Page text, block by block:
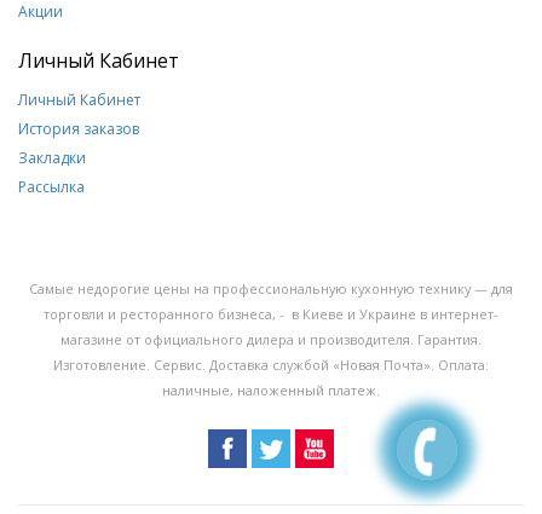
Акции
Личный Кабинет
Личный Кабинет
История заказов
Закладки
Рассылка
Самые недорогие цены на профессиональную кухонную технику — для
торговли и ресторанного бизнеса, - в Киеве и Украине в интернет-
магазине от официального дилера и производителя. Гарантия.
Изготовление. Сервис. Доставка службой «Новая Почта». Оплата:
наличные, наложенный платеж.